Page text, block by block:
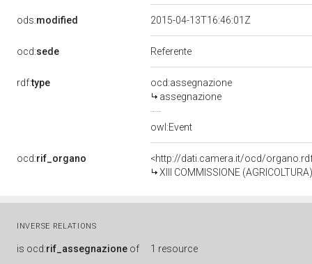
ods:modified 2015-04-13T16:46:01Z
ocd:sede Referente
rdf:type
ocd:assegnazione
assegnazione
owl:Event
ocd:rif_organo
<http://dati.camera.it/ocd/
XIII COMMISSIONE (AGRICOLTURA)
INVERSE RELATIONS
is ocd:rif_assegnazione of 1 resource